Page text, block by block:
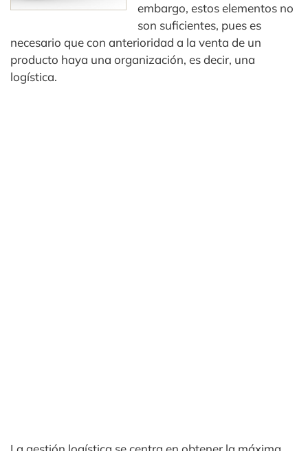
embargo, estos elementos no
son suficientes, pues es
necesario que con anterioridad a la venta de un
producto haya una organización, es decir, una
logística.